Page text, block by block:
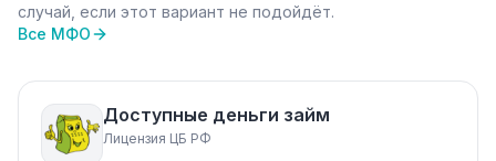
случай, если этот вариант не подойдёт.
Все МФО
Доступные деньги займ
Лицензия ЦБ РФ